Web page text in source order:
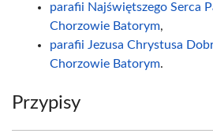
parafii Najświętszego Serca
Chorzowie Batorym,
parafii Jezusa Chrystusa
Chorzowie Batorym.
Przypisy